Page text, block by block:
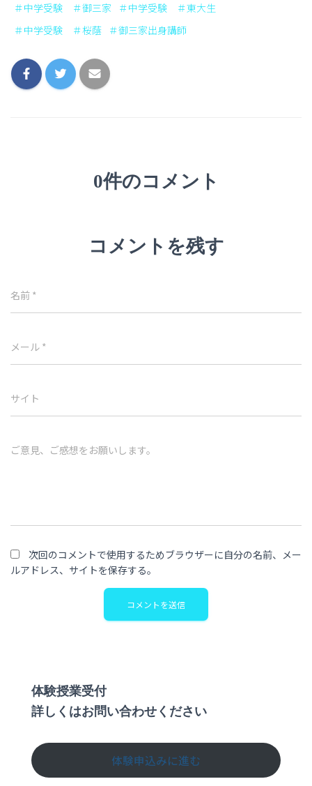
＃中学受験 ＃御三家
＃中学受験 ＃東大生
＃中学受験 ＃桜蔭 ＃御三家出身講師
0件のコメント
コメントを残す
名前 *
メール *
サイト
ご意見、ご感想をお願いします。
次回のコメントで使用するためブラウザーに自分の名前、メー
ルアドレス、サイトを保存する。
体験授業受付
詳しくはお問い合わせください
体験申込みに進む